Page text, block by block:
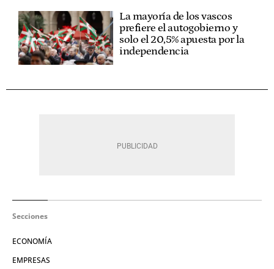
La mayoría de los vascos
prefiere el autogobierno y
solo el 20,5% apuesta por la
independencia
Secciones
ECONOMÍA
EMPRESAS